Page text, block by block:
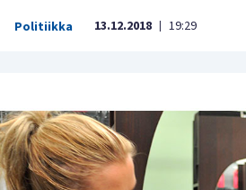
Politiikka 13.12.2018 | 19:29